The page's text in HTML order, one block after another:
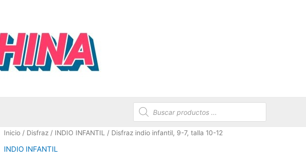
Búsqueda
de
productos
Inicio / Disfraz / INDIO INFANTIL / Disfraz indio infantil, 9-7, talla 10-12
INDIO INFANTIL